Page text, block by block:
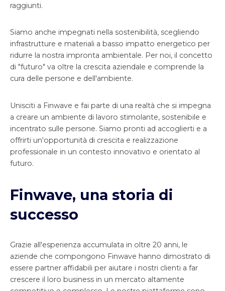
raggiunti.
Siamo anche impegnati nella sostenibilità, scegliendo
infrastrutture e materiali a basso impatto energetico per
ridurre la nostra impronta ambientale. Per noi, il concetto
di "futuro" va oltre la crescita aziendale e comprende la
cura delle persone e dell'ambiente.
Unisciti a Finwave e fai parte di una realtà che si impegna
a creare un ambiente di lavoro stimolante, sostenibile e
incentrato sulle persone. Siamo pronti ad accoglierti e a
offrirti un'opportunità di crescita e realizzazione
professionale in un contesto innovativo e orientato al
futuro.
Finwave, una storia di
successo
Grazie all'esperienza accumulata in oltre 20 anni, le
aziende che compongono Finwave hanno dimostrato di
essere partner affidabili per aiutare i nostri clienti a far
crescere il loro business in un mercato altamente